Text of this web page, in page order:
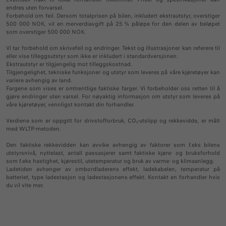
Tilkoblede tjenester
Tilkoblede tjenester
Ofte stilte spørsmål
endres uten forvarsel.
Forbehold om feil. Dersom totalprisen på bilen, inkludert ekstrautstyr, overstiger
500 000 NOK, vil en merverdiavgift på 25 % påløpe for den delen av beløpet
som overstiger 500 000 NOK.
Vi tar forbehold om skrivefeil og endringer. Tekst og illustrasjoner kan referere til
eller vise tilleggsutstyr som ikke er inkludert i standardversjonen.
Ekstrautstyr er tilgjengelig mot tilleggskostnad.
Tilgjengelighet, tekniske funksjoner og utstyr som leveres på våre kjøretøyer kan
variere avhengig av land.
Fargene som vises er omtrentlige faktiske farger. Vi forbeholder oss retten til å
gjøre endringer uten varsel. For nøyaktig informasjon om utstyr som leveres på
våre kjøretøyer, vennligst kontakt din forhandler.
Verdiene som er oppgitt for drivstofforbruk, CO₂-utslipp og rekkevidde, er målt
med WLTP-metoden.
Den faktiske rekkevidden kan avvike avhengig av faktorer som f.eks bilens
utstyrsnivå, nyttelast, antall passasjerer samt faktiske kjøre- og bruksforhold
som f.eks hastighet, kjørestil, utetemperatur og bruk av varme- og klimaanlegg.
Ladetiden avhenger av ombordladerens effekt, ladekabelen, temperatur på
batteriet, type ladestasjon og ladestasjonens effekt. Kontakt en forhandler hvis
du vil vite mer.